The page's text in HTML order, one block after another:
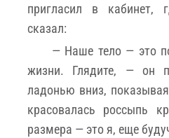
пригласил в кабинет,
сказал:
— Наше тело — это
жизни. Глядите, — он
ладонью вниз,
красовалась россыпь
размера — это я, еще